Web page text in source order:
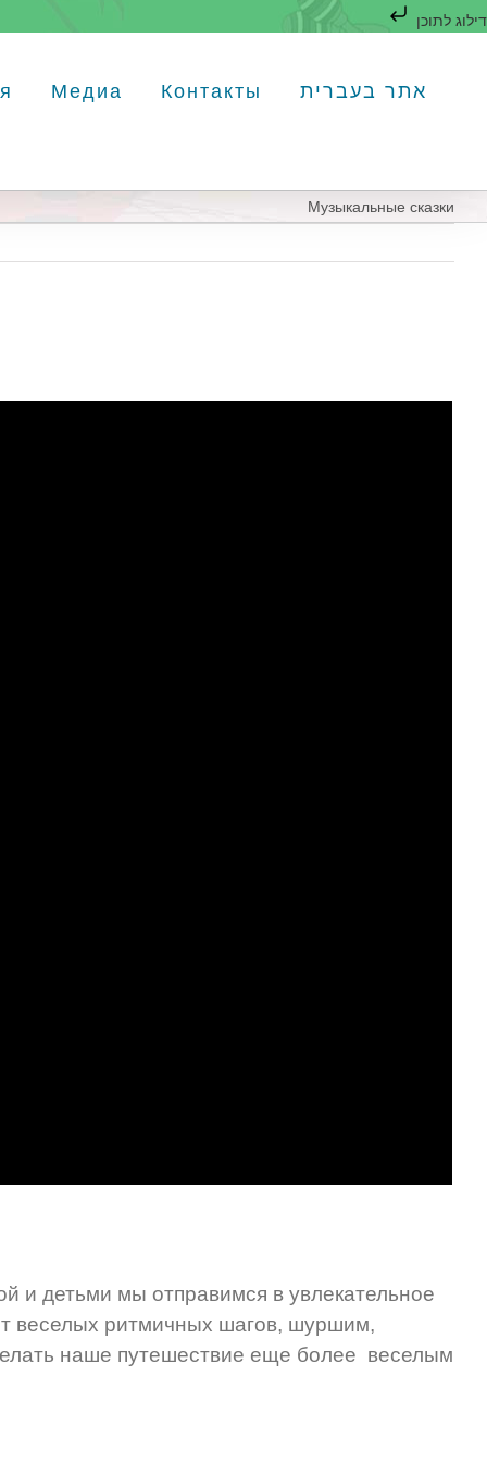
דילוג לתוכן
אתר בעברית Контакты
Медиа
Музыкальные сказки
и детьми мы отправимся в увлекательное
веселых ритмичных шагов, шуршим,
наше путешествие еще более веселым